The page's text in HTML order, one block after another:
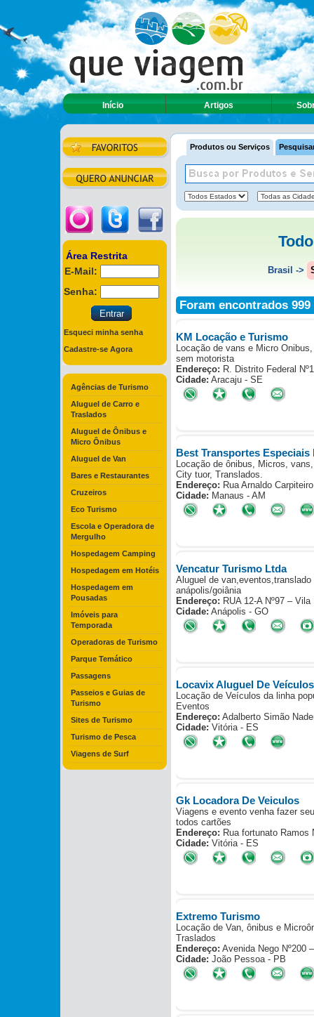
Início Artigos
Área Restrita
E-Mail:
Senha:
Esqueci minha senha
Cadastre-se Agora
Agências de Turismo
Aluguel de Carro e
Traslados
Aluguel de Ônibus e
Micro Ônibus
Aluguel de Van
Bares e Restaurantes
Cruzeiros
Eco Turismo
Escola e Operadora de
Mergulho
Hospedagem Camping
Hospedagem em Hotéis
Hospedagem em
Pousadas
Imóveis para
Temporada
Operadoras de Turismo
Parque Temático
Passagens
Passeios e Guias de
Turismo
Sites de Turismo
Turismo de Pesca
Viagens de Surf
Produtos ou Serviços
Brasil ->
Foram encontrados
KM Locação e Turismo
Locação de vans e Micro
sem motorista
Endereço: R. Distrito Federal
Cidade: Aracaju - SE
Best Transportes Especiais
Locação de ônibus, Micros,
City tuor, Translados.
Endereço: Rua Arnaldo
Cidade: Manaus - AM
Vencatur Turismo Ltda
Aluguel de
anápolis/goiânia
Endereço: RUA 12-A Nº97 –
Cidade: Anápolis - GO
Locavix Aluguel De Veículos
Locação de Veículos da linha
Eventos
Endereço: Adalberto Simão
Cidade: Vitória - ES
Gk Locadora De Veiculos
Viagens e evento venha fazer
todos cartões
Endereço: Rua fortunato Ramos
Cidade: Vitória - ES
Extremo Turismo
Locação de Van, ônibus e
Traslados
Endereço: Avenida Nego Nº200
Cidade: João Pessoa - PB